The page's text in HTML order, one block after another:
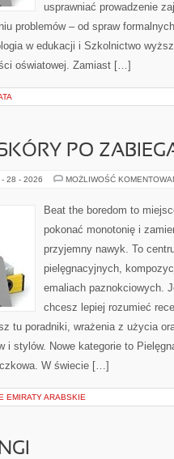
usprawniać prowadzenie
problemów – od spraw
w edukacji i Szkolnictwo
oświatowej. Zamiast […]
PO
- 28 - 2026 MOŻLIWOŚĆ
Beat the boredom to
pokonać monotonię i
przyjemny nawyk. To
pielęgnacyjnych,
emaliach paznokciowych.
chcesz lepiej rozumieć
tu poradniki, wrażenia z użycia
i stylów. Nowe kategorie to
W świecie […]
EMIRATY ARABSKIE